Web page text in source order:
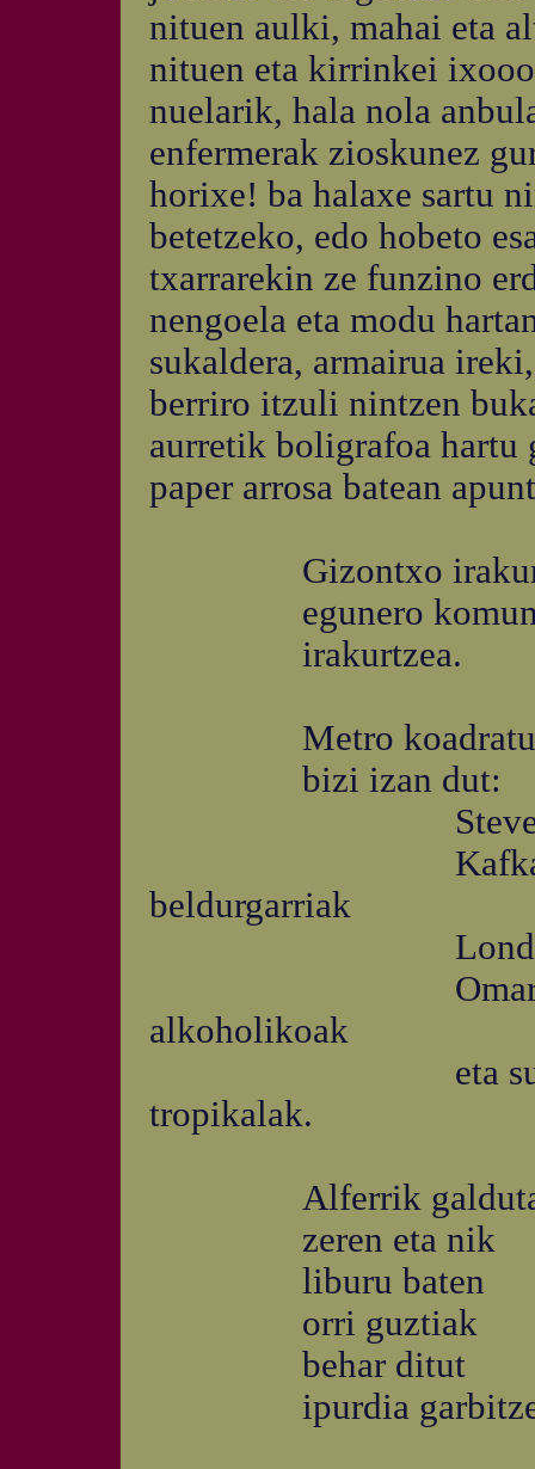
nituen aulki, mahai eta
nituen eta kirrinkei
nuelarik, hala nola
enfermerak zioskunez
horixe! ba halaxe sartu
betetzeko, edo hobeto
txarrarekin ze funzino
nengoela eta modu
sukaldera, armairua
berriro itzuli nintzen
aurretik boligrafoa hartu
paper arrosa batean
Gizontxo irakurle
egunero
irakurtzea.
Metro koadratu
bizi izan dut:
Stevensonen
Kafkaren
beldurgarriak
Londonen
Omar
alkoholikoak
eta sudaka
tropikalak.
Alferrik
zeren eta nik
liburu baten
orri guztiak
behar ditut
ipurdia